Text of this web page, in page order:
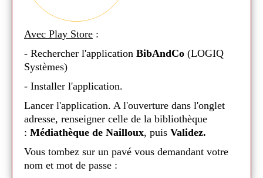
Avec Play Store :
- Rechercher l'application BibAndCo (LOGIQ
Systèmes)
- Installer l'application.
Lancer l'application. A l'ouverture dans l'onglet
adresse, renseigner celle de la bibliothèque
: Médiathèque de Nailloux, puis Validez.
Vous tombez sur un pavé vous demandant votre
nom et mot de passe :